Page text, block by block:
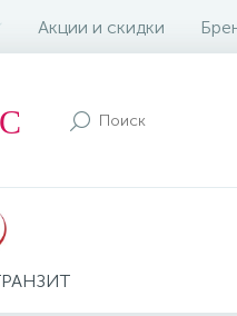
Акции и скидки